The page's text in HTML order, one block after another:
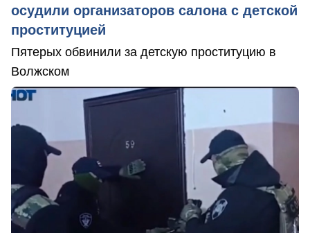
осудили организаторов салона с детской
проституцией
Пятерых обвинили за детскую проституцию в
Волжском